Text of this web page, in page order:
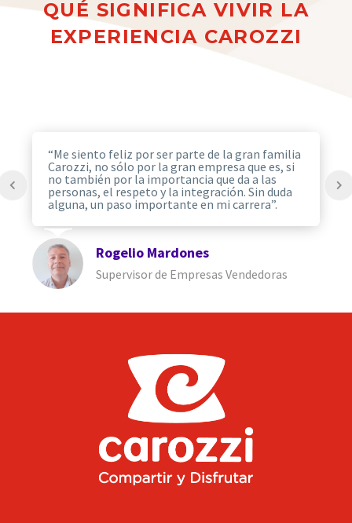
QUÉ SIGNIFICA VIVIR LA
EXPERIENCIA CAROZZI
uno la ha podido ver en la casa y en los
supermercados. Tengo muchas ganas de
aprender y conocer a toda la gente que trabaja
en la empresa, para que poco a poco vaya
conociendo a esta “gran familia”.
Patricio Canessa
KAS Ventas